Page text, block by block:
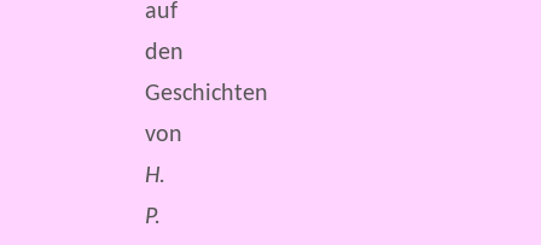
auf
den
Geschichten
von
H.
P.